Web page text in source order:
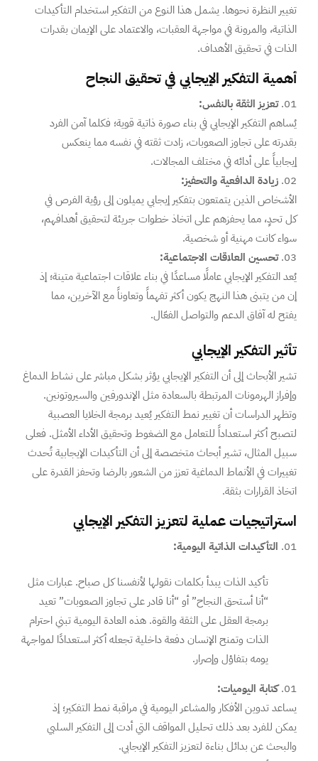
تغيير النظرة نحوها. يشمل هذا النوع من التفكير استخدام التأكيدات
الذاتية، والمرونة في مواجهة العقبات، والاعتماد على الإيمان بقدرات
الذات في تحقيق الأهداف.
أهمية التفكير الإيجابي في تحقيق النجاح
تعزيز الثقة بالنفس:
يُساهم التفكير الإيجابي في بناء صورة ذاتية قوية؛ فكلما آمن الفرد
بقدرته على تجاوز الصعوبات، زادت ثقته في نفسه مما ينعكس
إيجابياً على أدائه في مختلف المجالات.
زيادة الدافعية والتحفيز:
الأشخاص الذين يتمتعون بتفكير إيجابي يميلون إلى رؤية الفرص في
كل تحدٍ، مما يحفزهم على اتخاذ خطوات جريئة لتحقيق أهدافهم،
سواء كانت مهنية أو شخصية.
تحسين العلاقات الاجتماعية:
يُعد التفكير الإيجابي عاملًا مساعدًا في بناء علاقات اجتماعية متينة؛ إذ
إن من يتبنى هذا النهج يكون أكثر تفهماً وتعاوناً مع الآخرين، مما
يفتح له آفاق الدعم والتواصل الفعّال.
تأثير التفكير الإيجابي
تشير الأبحاث إلى أن التفكير الإيجابي يؤثر بشكل مباشر على نشاط الدماغ
وإفراز الهرمونات المرتبطة بالسعادة مثل الإندورفين والسيروتونين.
وتظهر الدراسات أن تغيير نمط التفكير يُعيد برمجة الخلايا العصبية
لتصبح أكثر استعداداً للتعامل مع الضغوط وتحقيق الأداء الأمثل. فعلى
سبيل المثال، تشير أبحاث متخصصة إلى أن التأكيدات الإيجابية تُحدث
تغييرات في الأنماط الدماغية تعزز من الشعور بالرضا وتحفز القدرة على
اتخاذ القرارات بثقة.
استراتيجيات عملية لتعزيز التفكير الإيجابي
التأكيدات الذاتية اليومية:
تأكيد الذات يبدأ بكلمات نقولها لأنفسنا كل صباح. عبارات مثل
“أنا أستحق النجاح” أو “أنا قادر على تجاوز الصعوبات” تعيد
برمجة العقل على الثقة والقوة. هذه العادة اليومية تبني احترام
الذات وتمنح الإنسان دفعة داخلية تجعله أكثر استعدادًا لمواجهة
يومه بتفاؤل وإصرار.
كتابة اليوميات:
يساعد تدوين الأفكار والمشاعر اليومية في مراقبة نمط التفكير؛ إذ
يمكن للفرد بعد ذلك تحليل المواقف التي أدت إلى التفكير السلبي
والبحث عن بدائل بناءة لتعزيز التفكير الإيجابي.